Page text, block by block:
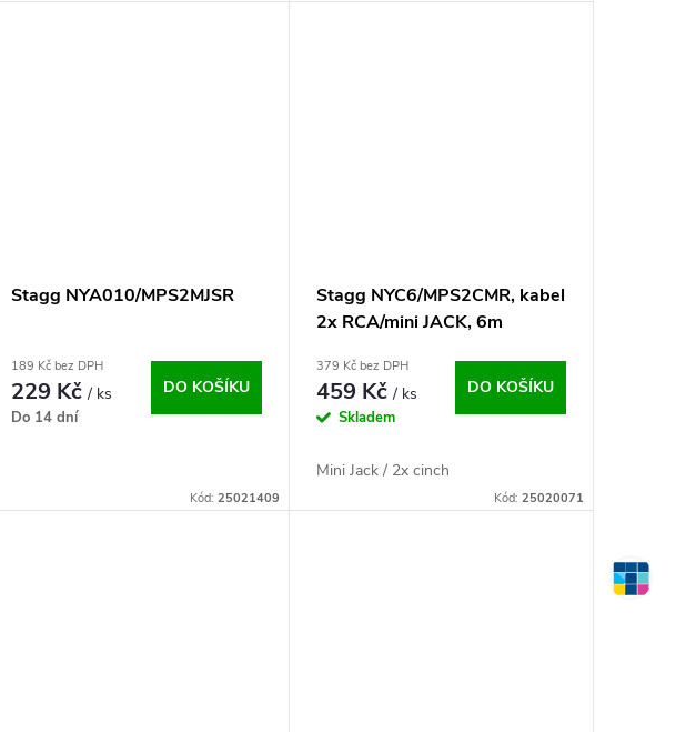
Stagg NYA010/MPS2MJSR
189 Kč bez DPH
229 Kč/ ks
Do 14 dní
DO KOŠÍKU
Kód: 25021409
Stagg NYC6/MPS2CMR, kabel
2x RCA/mini JACK, 6m
379 Kč bez DPH
459 Kč/ ks
Skladem
DO KOŠÍKU
Mini Jack / 2x cinch
Kód: 25020071